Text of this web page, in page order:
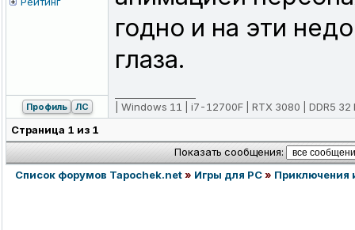
годно и на эти
глаза.
| Windows 11 | i7-12700F | RTX 3080 | DDR5
Профиль ЛС
Страница 1 из 1
Показать сообщения:
Список форумов Tapochek.net» Игры для PC» Приключения